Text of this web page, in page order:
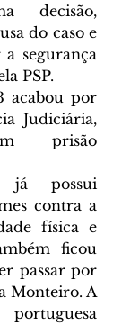
decisão,
do caso e
segurança
PSP.
acabou por
Judiciária,
prisão
possui
contra a
física e
ficou
passar por
Monteiro. A